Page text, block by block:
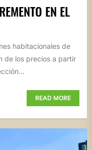
EN EL
habitacionales de
de los precios a partir
READ MORE